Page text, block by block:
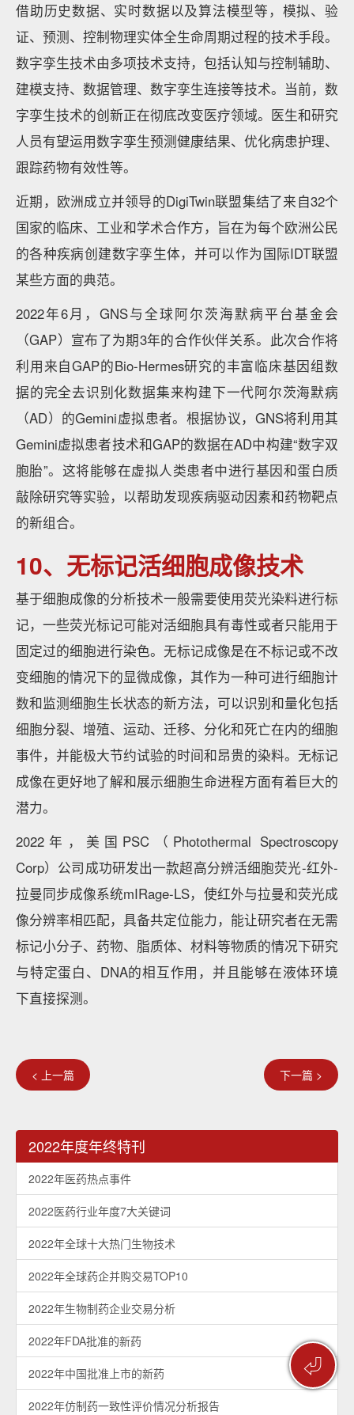
⏎
借助历史数据、实时数据以及算法模型等，模拟、验
证、预测、控制物理实体全生命周期过程的技术手段。
数字孪生技术由多项技术支持，包括认知与控制辅助、
建模支持、数据管理、数字孪生连接等技术。当前，数
字孪生技术的创新正在彻底改变医疗领域。医生和研究
人员有望运用数字孪生预测健康结果、优化病患护理、
跟踪药物有效性等。
近期，欧洲成立并领导的DigiTwin联盟集结了来自32个
国家的临床、工业和学术合作方，旨在为每个欧洲公民
的各种疾病创建数字孪生体，并可以作为国际IDT联盟
某些方面的典范。
2022年6月，GNS与全球阿尔茨海默病平台基金会
（GAP）宣布了为期3年的合作伙伴关系。此次合作将
利用来自GAP的Bio-Hermes研究的丰富临床基因组数
据的完全去识别化数据集来构建下一代阿尔茨海默病
（AD）的Gemini虚拟患者。根据协议，GNS将利用其
Gemini虚拟患者技术和GAP的数据在AD中构建“数字双
胞胎”。这将能够在虚拟人类患者中进行基因和蛋白质
敲除研究等实验，以帮助发现疾病驱动因素和药物靶点
的新组合。
10、无标记活细胞成像技术
基于细胞成像的分析技术一般需要使用荧光染料进行标
记，一些荧光标记可能对活细胞具有毒性或者只能用于
固定过的细胞进行染色。无标记成像是在不标记或不改
变细胞的情况下的显微成像，其作为一种可进行细胞计
数和监测细胞生长状态的新方法，可以识别和量化包括
细胞分裂、增殖、运动、迁移、分化和死亡在内的细胞
事件，并能极大节约试验的时间和昂贵的染料。无标记
成像在更好地了解和展示细胞生命进程方面有着巨大的
潜力。
2022年，美国PSC（Photothermal Spectroscopy
Corp）公司成功研发出一款超高分辨活细胞荧光-红外-
拉曼同步成像系统mIRage-LS，使红外与拉曼和荧光成
像分辨率相匹配，具备共定位能力，能让研究者在无需
标记小分子、药物、脂质体、材料等物质的情况下研究
与特定蛋白、DNA的相互作用，并且能够在液体环境
下直接探测。
< 上一篇 下一篇 >
2022年度年终特刊
2022年医药热点事件
2022医药行业年度7大关键词
2022年全球十大热门生物技术
2022年全球药企并购交易TOP10
2022年生物制药企业交易分析
2022年FDA批准的新药
2022年中国批准上市的新药
2022年仿制药一致性评价情况分析报告